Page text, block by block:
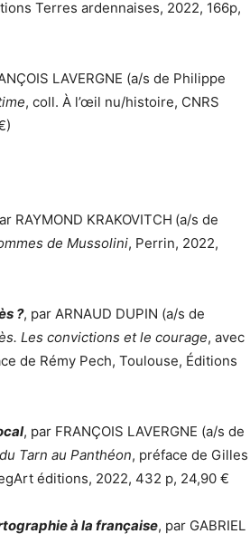
Terres ardennaises, 2022, 166p,
LAVERGNE (a/s de Philippe
, coll. À l’œil nu/histoire, CNRS
RAYMOND KRAKOVITCH (a/s de
de Mussolini, Perrin, 2022,
?, par ARNAUD DUPIN (a/s de
Les convictions et le courage, avec
de Rémy Pech, Toulouse, Éditions
, par FRANÇOIS LAVERGNE (a/s de
Tarn au Panthéon, préface de Gilles
éditions, 2022, 432 p, 24,90 €
à la française, par GABRIEL